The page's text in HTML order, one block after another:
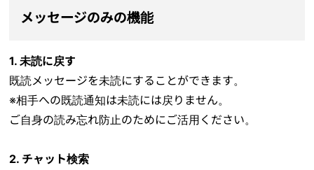
メッセージのみの機能
1. 未読に戻す
既読メッセージを未読にすることができます。
※相手への既読通知は未読には戻りません。
ご自身の読み忘れ防止のためにご活用ください。
2. チャット検索